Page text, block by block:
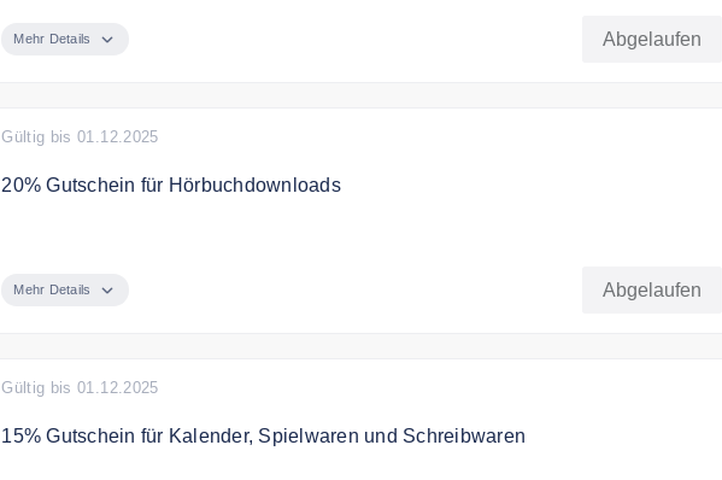
Mehr Details Abgelaufen
Gültig bis 01.12.2025
20% Gutschein für Hörbuchdownloads
Mehr Details Abgelaufen
Gültig bis 01.12.2025
15% Gutschein für Kalender, Spielwaren und Schreibwaren